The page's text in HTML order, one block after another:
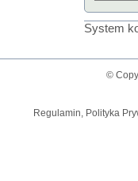
System
©
Regulamin, Polityka